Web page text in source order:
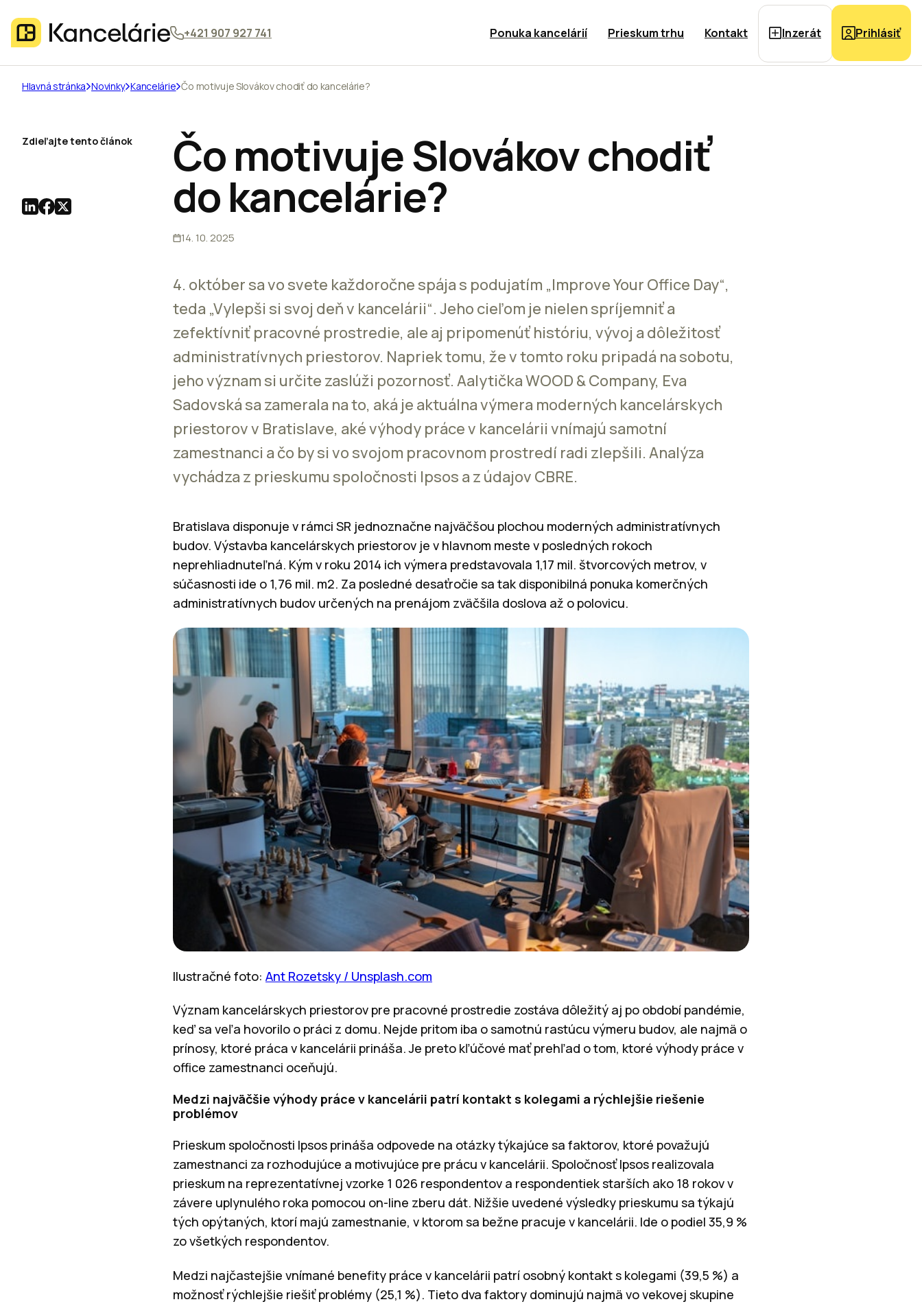
+421 907 927 741 Ponuka kancelárií Prieskum trhu Kontakt Inzerát Prihlásiť
Hlavná stránka Novinky Kancelárie Čo motivuje Slovákov chodiť do kancelárie?
Čo motivuje Slovákov chodiť
do kancelárie?
14. 10. 2025
4. október sa vo svete každoročne spája s podujatím „Improve Your Office Day“,
teda „Vylepši si svoj deň v kancelárii“. Jeho cieľom je nielen spríjemniť a
zefektívniť pracovné prostredie, ale aj pripomenúť históriu, vývoj a dôležitosť
administratívnych priestorov. Napriek tomu, že v tomto roku pripadá na sobotu,
jeho význam si určite zaslúži pozornosť. Aalytička WOOD & Company, Eva
Sadovská sa zamerala na to, aká je aktuálna výmera moderných kancelárskych
priestorov v Bratislave, aké výhody práce v kancelárii vnímajú samotní
zamestnanci a čo by si vo svojom pracovnom prostredí radi zlepšili. Analýza
vychádza z prieskumu spoločnosti Ipsos a z údajov CBRE.
Bratislava disponuje v rámci SR jednoznačne najväčšou plochou moderných administratívnych
budov. Výstavba kancelárskych priestorov je v hlavnom meste v posledných rokoch
neprehliadnuteľná. Kým v roku 2014 ich výmera predstavovala 1,17 mil. štvorcových metrov, v
súčasnosti ide o 1,76 mil. m2. Za posledné desaťročie sa tak disponibilná ponuka komerčných
administratívnych budov určených na prenájom zväčšila doslova až o polovicu.
Ilustračné foto: Ant Rozetsky / Unsplash.com
Význam kancelárskych priestorov pre pracovné prostredie zostáva dôležitý aj po období pandémie,
keď sa veľa hovorilo o práci z domu. Nejde pritom iba o samotnú rastúcu výmeru budov, ale najmä o
prínosy, ktoré práca v kancelárii prináša. Je preto kľúčové mať prehľad o tom, ktoré výhody práce v
office zamestnanci oceňujú.
Medzi najväčšie výhody práce v kancelárii patrí kontakt s kolegami a rýchlejšie riešenie
problémov
Prieskum spoločnosti Ipsos prináša odpovede na otázky týkajúce sa faktorov, ktoré považujú
zamestnanci za rozhodujúce a motivujúce pre prácu v kancelárii. Spoločnosť Ipsos realizovala
prieskum na reprezentatívnej vzorke 1 026 respondentov a respondentiek starších ako 18 rokov v
závere uplynulého roka pomocou on-line zberu dát. Nižšie uvedené výsledky prieskumu sa týkajú
tých opýtaných, ktorí majú zamestnanie, v ktorom sa bežne pracuje v kancelárii. Ide o podiel 35,9 %
zo všetkých respondentov.
Medzi najčastejšie vnímané benefity práce v kancelárii patrí osobný kontakt s kolegami (39,5 %) a
možnosť rýchlejšie riešiť problémy (25,1 %). Tieto dva faktory dominujú najmä vo vekovej skupine
Zdieľajte tento článok